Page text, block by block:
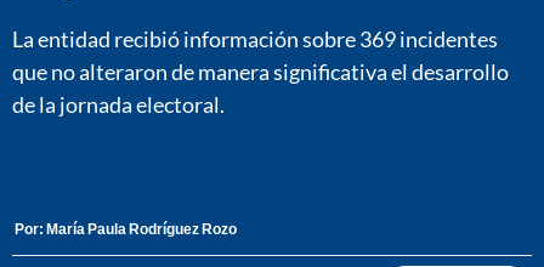
La entidad recibió información sobre 369 incidentes
que no alteraron de manera significativa el desarrollo
de la jornada electoral.
Por: María Paula Rodríguez Rozo